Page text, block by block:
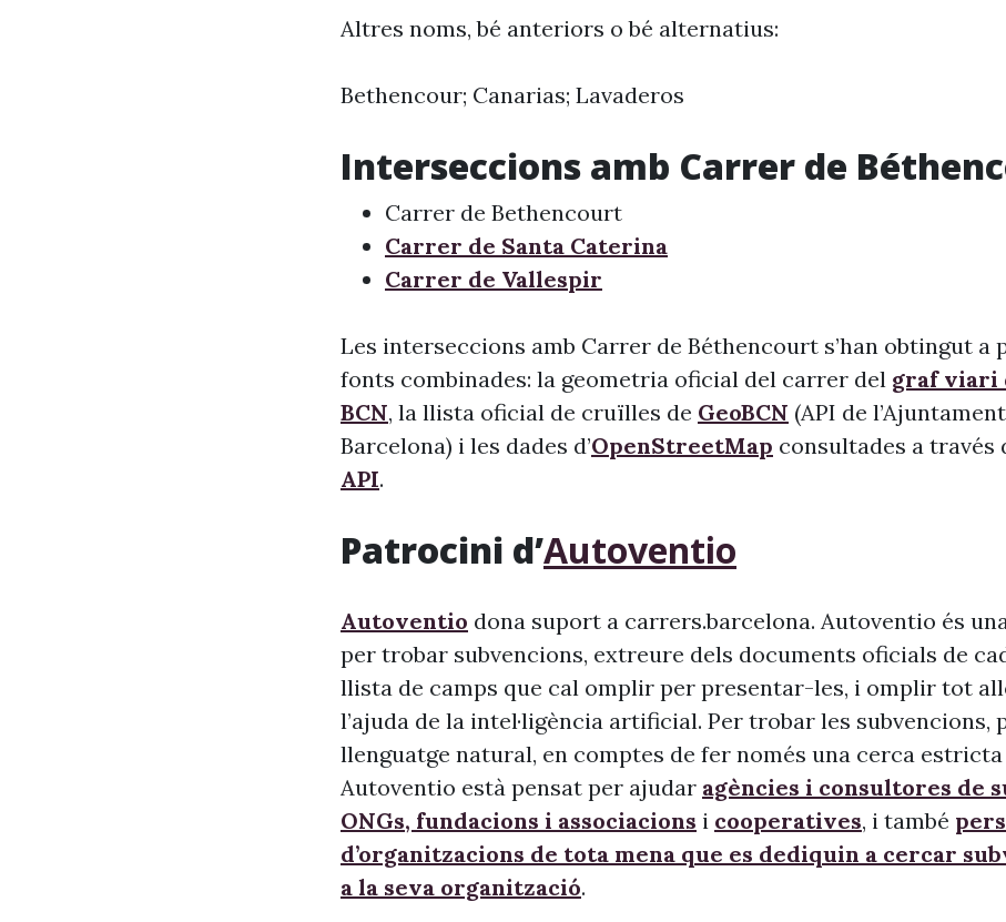
Altres noms, bé anteriors o bé alternatius:
Bethencour; Canarias; Lavaderos
Interseccions amb Carrer de
Carrer de Bethencourt
Carrer de Santa Caterina
Carrer de Vallespir
Les interseccions amb Carrer de Béthencourt s’han obtingut a
fonts combinades: la geometria oficial del carrer del graf viari
BCN, la llista oficial de cruïlles de GeoBCN (API de
Barcelona) i les dades d’OpenStreetMap consultades a través
API.
Patrocini d’Autoventio
Autoventio dona suport a carrers.barcelona. Autoventio és
per trobar subvencions, extreure dels documents oficials de
llista de camps que cal omplir per presentar-les, i omplir tot
l’ajuda de la intel·ligència artificial. Per trobar les subvencions,
llenguatge natural, en comptes de fer només una cerca
Autoventio està pensat per ajudar agències i consultores de
ONGs, fundacions i associacions i cooperatives, i també
d’organitzacions de tota mena que es dediquin a cercar
a la seva organització.